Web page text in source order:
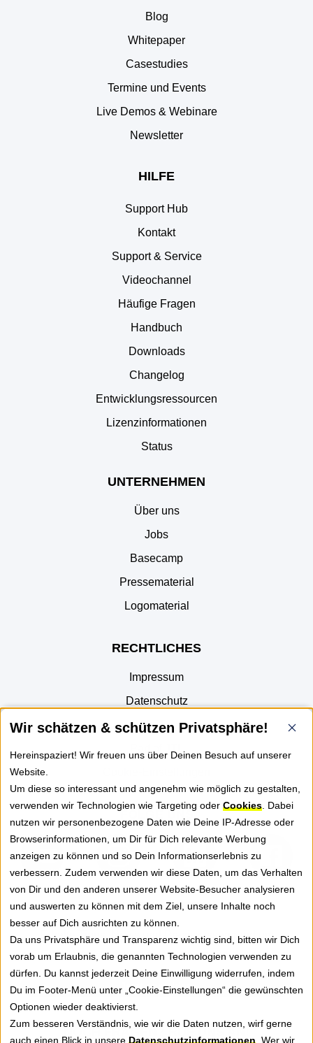
Wir schätzen & schützen Privatsphäre!
Hereinspaziert! Wir freuen uns über Deinen Besuch auf unserer
Website.
Um diese so interessant und angenehm wie möglich zu gestalten,
verwenden wir Technologien wie Targeting oder Cookies . Dabei
nutzen wir personenbezogene Daten wie Deine IP-Adresse oder
Browserinformationen, um Dir für Dich relevante Werbung
anzeigen zu können und so Dein Informationserlebnis zu
verbessern. Zudem verwenden wir diese Daten, um das Verhalten
von Dir und den anderen unserer Website-Besucher analysieren
und auswerten zu können mit dem Ziel, unsere Inhalte noch
besser auf Dich ausrichten zu können.
Da uns Privatsphäre und Transparenz wichtig sind, bitten wir Dich
vorab um Erlaubnis, die genannten Technologien verwenden zu
dürfen. Du kannst jederzeit Deine Einwilligung widerrufen, indem
Du im Footer-Menü unter „Cookie-Einstellungen“ die gewünschten
Optionen wieder deaktivierst.
Zum besseren Verständnis, wie wir die Daten nutzen, wirf gerne
auch einen Blick in unsere Datenschutzinformationen . Wer wir
Blog
Whitepaper
Casestudies
Termine und Events
Live Demos & Webinare
Newsletter
HILFE
Support Hub
Kontakt
Support & Service
Videochannel
Häufige Fragen
Handbuch
Downloads
Changelog
Entwicklungsressourcen
Lizenzinformationen
Status
UNTERNEHMEN
Über uns
Jobs
Basecamp
Pressematerial
Logomaterial
RECHTLICHES
Impressum
Datenschutz
AGB
FOLGE UNS
NEWSLETTER
Erhalte Tipps, News und Praxiswissen rund um
GREYHOUND Software für besseren Kundenservice.
Jetzt anmelden
NOCH FRAGEN? RUF UNS AN!